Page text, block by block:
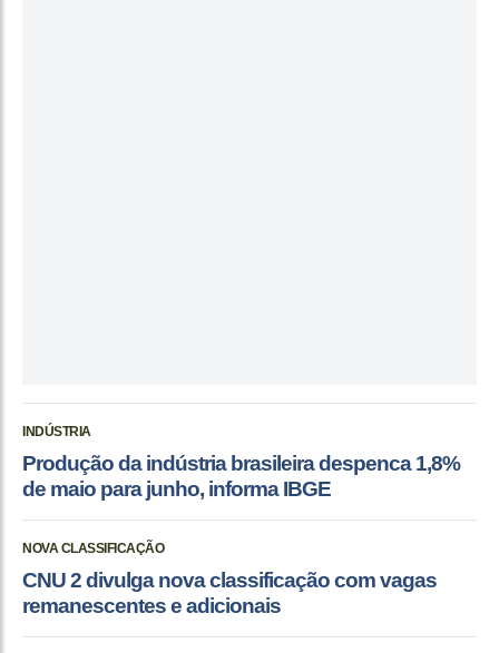
INDÚSTRIA
Produção da indústria brasileira despenca 1,8%
de maio para junho, informa IBGE
NOVA CLASSIFICAÇÃO
CNU 2 divulga nova classificação com vagas
remanescentes e adicionais